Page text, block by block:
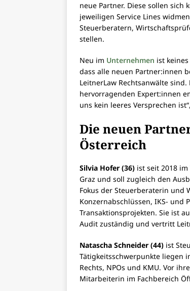
neue Partner. Diese sollen
jeweiligen Service Lines
Steuerberatern,
stellen.
Neu im Unternehmen ist
dass alle neuen Partner:innen
LeitnerLaw Rechtsanwälte
hervorragenden Expert:innen
uns kein leeres Versprechen
Die neuen
Österreich
Silvia Hofer (36) ist seit 2018
Graz und soll zugleich den
Fokus der Steuerberaterin und
Konzernabschlüssen, IKS- und
Transaktionsprojekten. Sie ist
Audit zuständig und vertritt
Natascha Schneider (44) ist
Tätigkeitsschwerpunkte liegen
Rechts, NPOs und KMU. Vor
Mitarbeiterin im Fachbereich